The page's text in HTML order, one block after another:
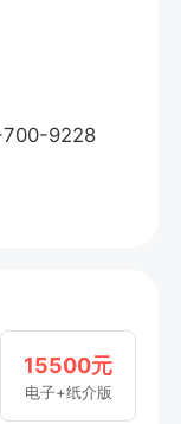
9228
15500元
电子+纸介版